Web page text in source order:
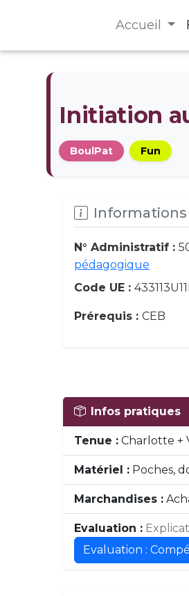
Accueil
Initiation
BoulPat Fun
Informations
N° Administratif :
pédagogique
Code UE :
Prérequis :CEB
Infos pratiques
Tenue : Charlotte +
Matériel : Poches,
Marchandises :
Evaluation :
Evaluation :